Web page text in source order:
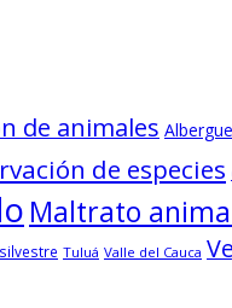
de animales
de especies
Maltrato
Tuluá Valle del Cauca